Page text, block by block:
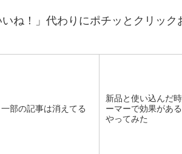
ね！」代わりにポチッとクリック
部の記事は消えてる
新品と使い込んだ
ーマーで効果があ
やってみた